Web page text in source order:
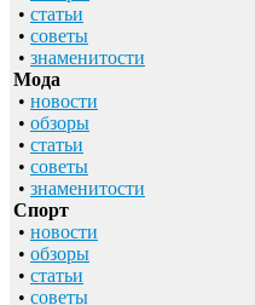
• статьи
• советы
• знаменитости
Мода
• новости
• обзоры
• статьи
• советы
• знаменитости
Спорт
• новости
• обзоры
• статьи
• советы